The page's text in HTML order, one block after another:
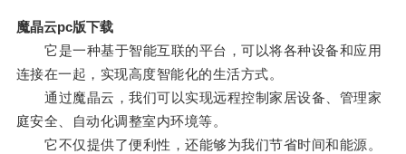
魔晶云pc版下载
它是一种基于智能互联的平台，可以将各种设备和应用
连接在一起，实现高度智能化的生活方式。
通过魔晶云，我们可以实现远程控制家居设备、管理家
庭安全、自动化调整室内环境等。
它不仅提供了便利性，还能够为我们节省时间和能源。